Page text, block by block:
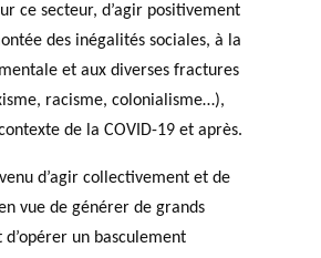
ce secteur, d’agir positivement
des inégalités sociales, à la
et aux diverses fractures
racisme, colonialisme…),
de la COVID-19 et après.
d’agir collectivement et de
vue de générer de grands
un basculement